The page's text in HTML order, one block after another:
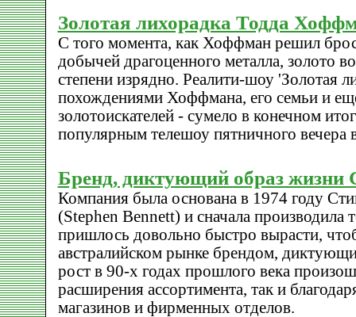
Золотая лихорадка Тодда
С того момента, как Хоффман решил
добычей драгоценного металла, золото
степени изрядно. Реалити-шоу 'Золотая
похождениями Хоффмана, его семьи и
золотоискателей - сумело в конечном
популярным телешоу пятничного
Бренд, диктующий образ жизни
Компания была основана в 1974 году
(Stephen Bennett) и сначала производила
пришлось довольно быстро вырасти,
австралийском рынке брендом,
рост в 90-х годах прошлого века
расширения ассортимента, так и
магазинов и фирменных отделов.